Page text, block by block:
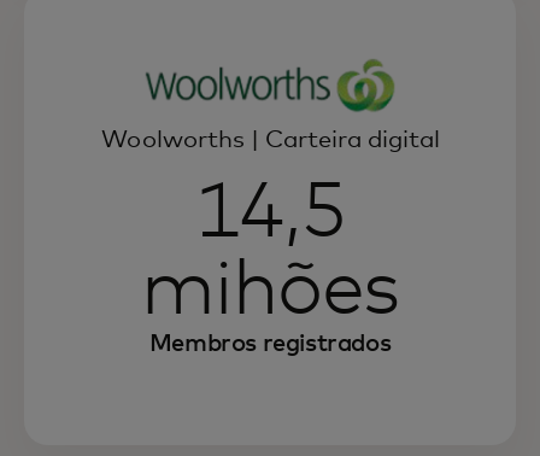
Woolworths | Carteira digital
14,5
mihões
Membros registrados